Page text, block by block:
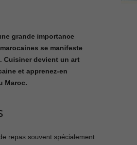
grande importance
se manifeste
Cuisiner devient un art
et apprenez-en
Maroc.
repas souvent spécialement